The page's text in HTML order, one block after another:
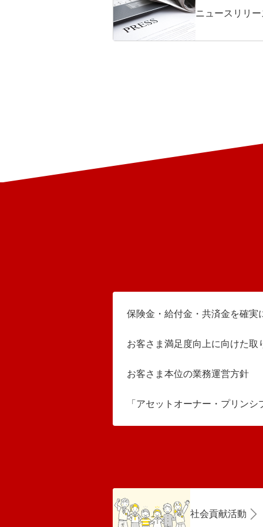
ニュースリリー
保険金・給付金・共済金を確実
お客さま満足度向上に向けた取
お客さま本位の業務運営方針
「アセットオーナー・プリン
社会貢献活動